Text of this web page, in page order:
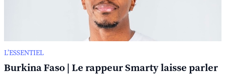
L’ESSENTIEL
Burkina Faso | Le rappeur Smarty laisse parler